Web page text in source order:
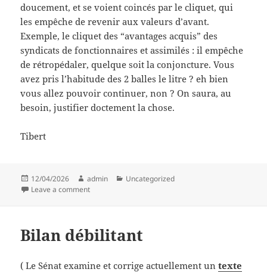
doucement, et se voient coincés par le cliquet, qui
les empêche de revenir aux valeurs d’avant.
Exemple, le cliquet des “avantages acquis” des
syndicats de fonctionnaires et assimilés : il empêche
de rétropédaler, quelque soit la conjoncture. Vous
avez pris l’habitude des 2 balles le litre ? eh bien
vous allez pouvoir continuer, non ? On saura, au
besoin, justifier doctement la chose.
Tibert
Posted
on
12/04/2026 Author
admin Categories
Uncategorized
Leave a commenton Le cliquet fait clic clic
Bilan débilitant
( Le Sénat examine et corrige actuellement untexte